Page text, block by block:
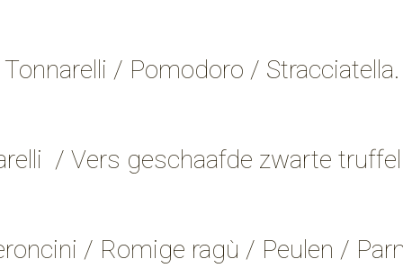
Tonnarelli / Pomodoro / Stracciatella.
/ Vers geschaafde zwarte
/ Romige ragù / Peulen /